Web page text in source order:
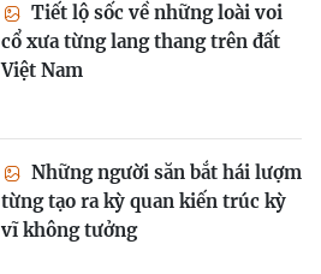
Tiết lộ sốc về những loài voi
cổ xưa từng lang thang trên đất
Việt Nam
Những người săn bắt hái lượm
từng tạo ra kỳ quan kiến trúc kỳ
vĩ không tưởng